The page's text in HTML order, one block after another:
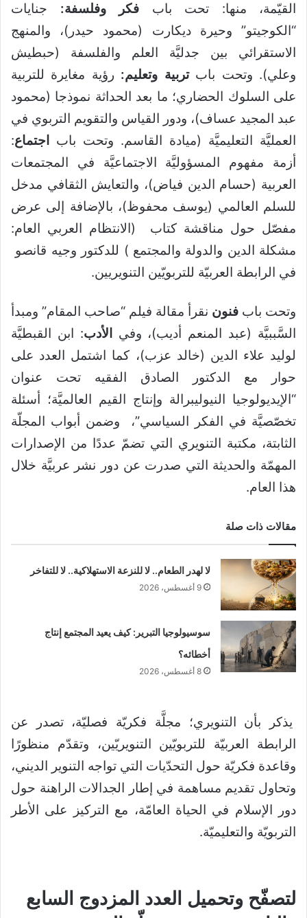
القيّمة، منها: تحت باب فكر وفلسفة: جنايات
“الكوجيتو” وحيرة ديكارت (محمود حيدر)، والمنهج
الاستقرائي بين جدليَّة العلم والفلسفة (حبطيش
وعلي). وتحت بابتربية وتعليم: رؤية مغايرة للتربية
على السلوك الحضاري؛ ما بعد الحداثة نموذجا (محمود
عبد المجيد عساف)، ودور القياس والتقويم التربوي في
العمليَّة التعليميَّة (ميادة القاسم. وتحت باب
اجتماع:
أزمة مفهوم المسؤوليَّة الاجتماعيَّة في المجتمعات
العربية (حسام الدين فياض)، والتعايش الثقافي مدخل
للسلم العالمي (يوسف محفوظ)، بالإضافة إلى عرض
مفصّل حول مناقشة كتاب (الانتظام العربي العام:
مشكلة الدين والدولة والمجتمع ) للدكتور وجيه قانصو
في الرابطة العربيّة للتربويّين التنويريين.
وتحت باب فنون نقرأ مقالة فيلم “صاحب المقام” ومبدأ
السَّببيَّة (عبد المنعم أديب)، وفي
الأدب: ابن القبطيَّة
لوليد علاء الدين (خالد عزب)، كما اشتمل العدد على
حوار مع الدكتور الصادق الفقيه تحت عنوان
“الإيديولوجيا النيوليبرالة وإنتاج القيم العالميَّة؛ أسئلة
تخصّصيَّة في الفكر السياسي”، وضمن أبواب المجلّة
الثابتة، مكتبة التنويري التي تضمّ عددًا من الإصدارات
المهمّة والحديثة التي صدرت عن دور نشر عربيَّة خلال
هذا العام.
مقالات ذات صلة
لا لهدر الطعام.. لا للنزعة الاستهلاكية.. لا للتفاخر
9 أغسطس، 2026
سوسيولوجيا التبرير: كيف يعيد المجتمع إنتاج
أخطائه؟
8 أغسطس، 2026
يذكر بأن التنويري؛ مجلَّة فكريّة فصليّة، تصدر عن
الرابطة العربيّة للتربويّين التنويريّين، وتقدّم منظورًا
وقاعدة فكريّة حول التحدّيات التي تواجه التنوير الديني،
وتحاول تقديم مساهمة في إطار الجدالات الراهنة حول
دور الإسلام في الحياة العامّة، مع التركيز على الأطر
التربويّة والتعليميّة.
لتصفّح وتحميل العدد المزدوج السابع